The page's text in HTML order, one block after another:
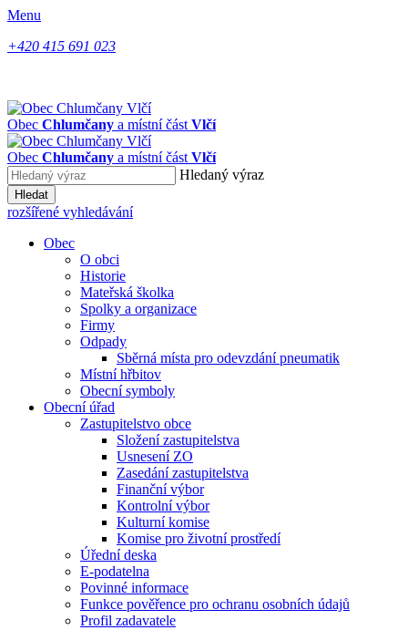
Menu
+420 415 691 023
Obec Chlumčany a místní část Vlčí
Obec Chlumčany a místní část Vlčí
Hledaný výraz
Hledat
rozšířené vyhledávání
Obec
O obci
Historie
Mateřská školka
Spolky a organizace
Firmy
Odpady
Sběrná místa pro odevzdání pneumatik
Místní hřbitov
Obecní symboly
Obecní úřad
Zastupitelstvo obce
Složení zastupitelstva
Usnesení ZO
Zasedání zastupitelstva
Finanční výbor
Kontrolní výbor
Kulturní komise
Komise pro životní prostředí
Úřední deska
E-podatelna
Povinné informace
Funkce pověřence pro ochranu osobních údajů
Profil zadavatele